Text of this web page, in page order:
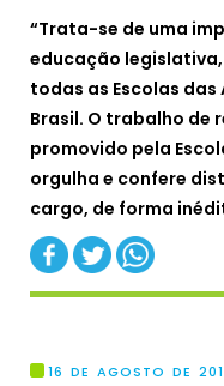
“Trata-se de uma
educação
todas as Escolas
Brasil. O trabalho de
promovido pela
orgulha e confere
cargo, de forma
16 DE AGOSTO DE